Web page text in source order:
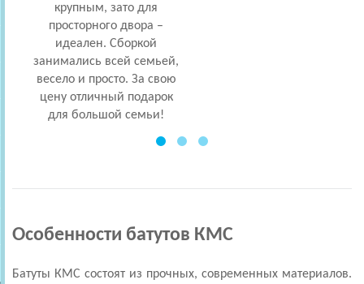
крупным, зато для
просторного двора –
идеален. Сборкой
занимались всей семьей,
весело и просто. За свою
цену отличный подарок
для большой семьи!
Особенности батутов КМС
Батуты КМС состоят из прочных, современных материалов.